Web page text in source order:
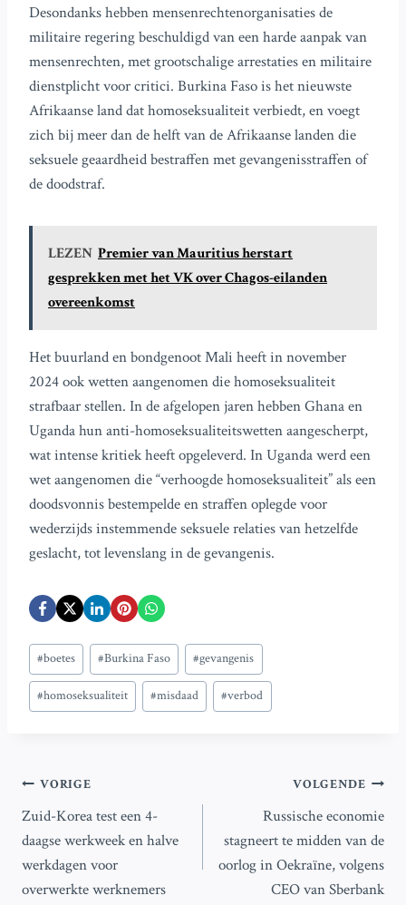
Desondanks hebben mensenrechtenorganisaties de
militaire regering beschuldigd van een harde aanpak van
mensenrechten, met grootschalige arrestaties en militaire
dienstplicht voor critici. Burkina Faso is het nieuwste
Afrikaanse land dat homoseksualiteit verbiedt, en voegt
zich bij meer dan de helft van de Afrikaanse landen die
seksuele geaardheid bestraffen met gevangenisstraffen of
de doodstraf.
LEZEN Premier van Mauritius herstart
gesprekken met het VK over Chagos-eilanden
overeenkomst
Het buurland en bondgenoot Mali heeft in november
2024 ook wetten aangenomen die homoseksualiteit
strafbaar stellen. In de afgelopen jaren hebben Ghana en
Uganda hun anti-homoseksualiteitswetten aangescherpt,
wat intense kritiek heeft opgeleverd. In Uganda werd een
wet aangenomen die “verhoogde homoseksualiteit” als een
doodsvonnis bestempelde en straffen oplegde voor
wederzijds instemmende seksuele relaties van hetzelfde
geslacht, tot levenslang in de gevangenis.
Bericht
tags:
#boetes #Burkina Faso #gevangenis
#homoseksualiteit #misdaad #verbod
Bericht
navigatie
VORIGE
Zuid-Korea test een 4-
daagse werkweek en halve
werkdagen voor
overwerkte werknemers
VOLGENDE
Russische economie
stagneert te midden van de
oorlog in Oekraïne, volgens
CEO van Sberbank